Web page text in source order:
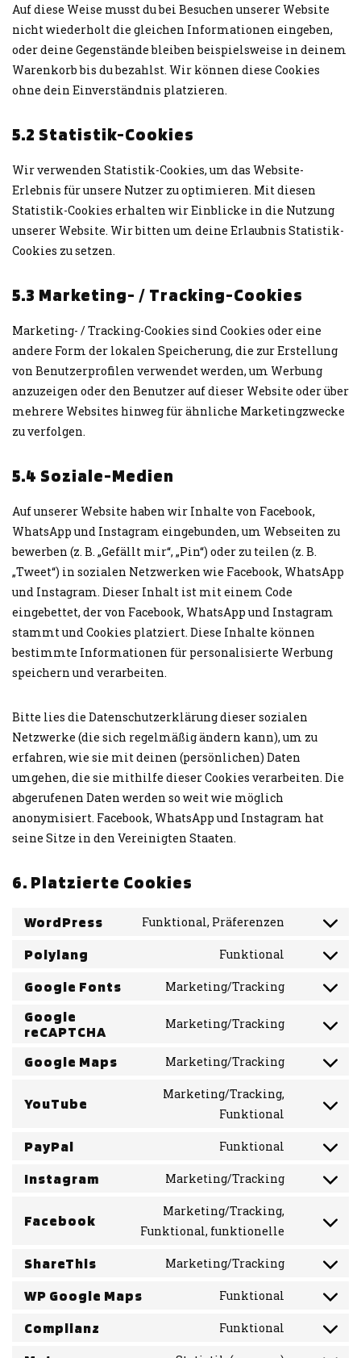
Auf diese Weise musst du bei Besuchen unserer Website
nicht wiederholt die gleichen Informationen eingeben,
oder deine Gegenstände bleiben beispielsweise in deinem
Warenkorb bis du bezahlst. Wir können diese Cookies
ohne dein Einverständnis platzieren.
5.2 Statistik-Cookies
Wir verwenden Statistik-Cookies, um das Website-
Erlebnis für unsere Nutzer zu optimieren. Mit diesen
Statistik-Cookies erhalten wir Einblicke in die Nutzung
unserer Website. Wir bitten um deine Erlaubnis Statistik-
Cookies zu setzen.
5.3 Marketing- / Tracking-Cookies
Marketing- / Tracking-Cookies sind Cookies oder eine
andere Form der lokalen Speicherung, die zur Erstellung
von Benutzerprofilen verwendet werden, um Werbung
anzuzeigen oder den Benutzer auf dieser Website oder über
mehrere Websites hinweg für ähnliche Marketingzwecke
zu verfolgen.
5.4 Soziale-Medien
Auf unserer Website haben wir Inhalte von Facebook,
WhatsApp und Instagram eingebunden, um Webseiten zu
bewerben (z. B. „Gefällt mir“, „Pin“) oder zu teilen (z. B.
„Tweet“) in sozialen Netzwerken wie Facebook, WhatsApp
und Instagram. Dieser Inhalt ist mit einem Code
eingebettet, der von Facebook, WhatsApp und Instagram
stammt und Cookies platziert. Diese Inhalte können
bestimmte Informationen für personalisierte Werbung
speichern und verarbeiten.
Bitte lies die Datenschutzerklärung dieser sozialen
Netzwerke (die sich regelmäßig ändern kann), um zu
erfahren, wie sie mit deinen (persönlichen) Daten
umgehen, die sie mithilfe dieser Cookies verarbeiten. Die
abgerufenen Daten werden so weit wie möglich
anonymisiert. Facebook, WhatsApp und Instagram hat
seine Sitze in den Vereinigten Staaten.
6. Platzierte Cookies
WordPress Funktional, Präferenzen
Polylang Funktional
Google Fonts Marketing/Tracking
Google
reCAPTCHA
Marketing/Tracking
Google Maps Marketing/Tracking
YouTube
Marketing/Tracking,
Funktional
PayPal Funktional
Instagram Marketing/Tracking
Facebook
Marketing/Tracking,
Funktional, funktionelle
ShareThis Marketing/Tracking
WP Google Maps Funktional
Complianz Funktional